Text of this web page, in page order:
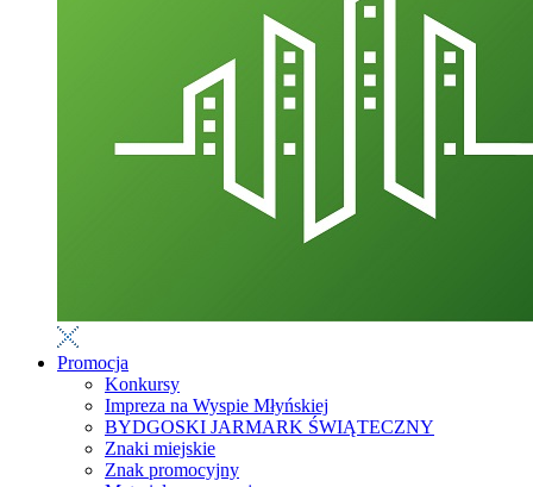
Promocja
Konkursy
Impreza na Wyspie Młyńskiej
BYDGOSKI JARMARK ŚWIĄTECZNY
Znaki miejskie
Znak promocyjny